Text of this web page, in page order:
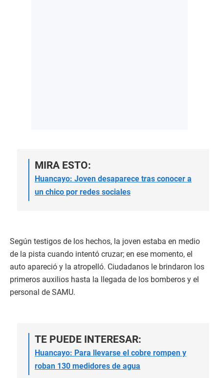
MIRA ESTO:
Huancayo: Joven desaparece tras conocer a
un chico por redes sociales
Según testigos de los hechos, la joven estaba en medio
de la pista cuando intentó cruzar; en ese momento, el
auto apareció y la atropelló. Ciudadanos le brindaron los
primeros auxilios hasta la llegada de los bomberos y el
personal de SAMU.
TE PUEDE INTERESAR:
Huancayo: Para llevarse el cobre rompen y
roban 130 medidores de agua